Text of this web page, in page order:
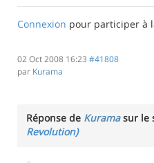
Connexion pour participer à
02 Oct 2008 16:23 #41808
par Kurama
Réponse de Kuramasur le
Revolution)